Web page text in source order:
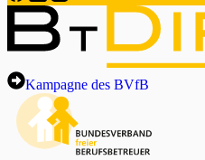
Kampagne des BVfB